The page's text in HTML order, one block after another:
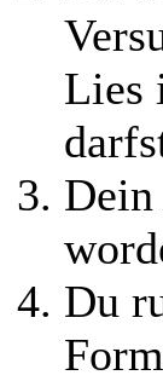
Lies
Du